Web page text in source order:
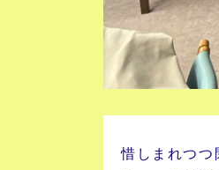
惜しまれつつ